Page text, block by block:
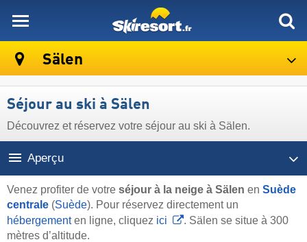
Sälen
Séjour au ski à Sälen
Découvrez et réservez votre séjour au ski à Sälen.
Aperçu
Venez profiter de votre séjour à la neige à Sälen en Suède
centrale (Suède). Pour réservez directement un
hébergementen ligne, cliquez ici
. Sälen se situe à 300
mètres d’altitude.